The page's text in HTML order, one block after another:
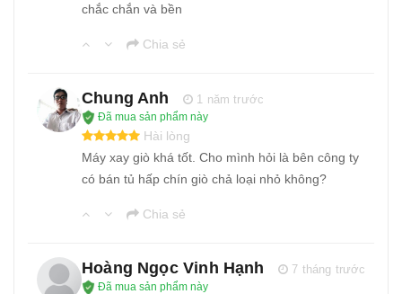
chắc chắn và bền
Chia sẻ
Chung Anh
1 năm trước
Đã mua sản phẩm này
Hài lòng
Máy xay giò khá tốt. Cho mình hỏi là bên công ty
có bán tủ hấp chín giò chả loại nhỏ không?
Chia sẻ
Hoàng Ngọc Vinh Hạnh
7 tháng trước
Đã mua sản phẩm này